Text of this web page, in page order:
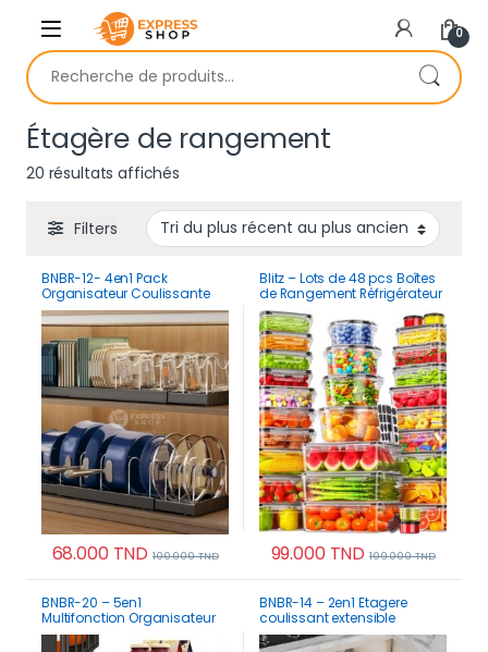
Skip to navigation
Skip to content
0
Recherche pour :
Étagère de rangement
20 résultats affichés
Filters
BNBR-12- 4en1 Pack
Organisateur Coulissante
acier inxoydable
séparateurs réglables
68.000TND 100.000TND
Blitz – Lots de 48 pcs Boîtes
de Rangement Réfrigérateur
Alimentaire Transparent
Cuisine & Placards (24
Boîtes + 24 Couvercles)
99.000TND 199.000TND
BNBR-20 – 5en1
Multifonction Organisateur
Coulissant acier inoxydable
BNBR-14 – 2en1 Etagere
coulissant extensible
ajustable acier inoxydable